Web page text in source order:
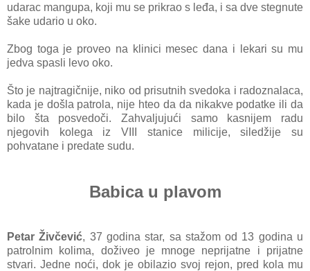
udarac mangupa, koji mu se prikrao s leđa, i sa dve stegnute
šake udario u oko.
Zbog toga je proveo na klinici mesec dana i lekari su mu
jedva spasli levo oko.
Što je najtragičnije, niko od prisutnih svedoka i radoznalaca,
kada je došla patrola, nije hteo da da nikakve podatke ili da
bilo šta posvedoči. Zahvaljujući samo kasnijem radu
njegovih kolega iz VIII stanice milicije, siledžije su
pohvatane i predate sudu.
Babica u plavom
Petar Živčević, 37 godina star, sa stažom od 13 godina u
patrolnim kolima, doživeo je mnoge neprijatne i prijatne
stvari. Jedne noći, dok je obilazio svoj rejon, pred kola mu